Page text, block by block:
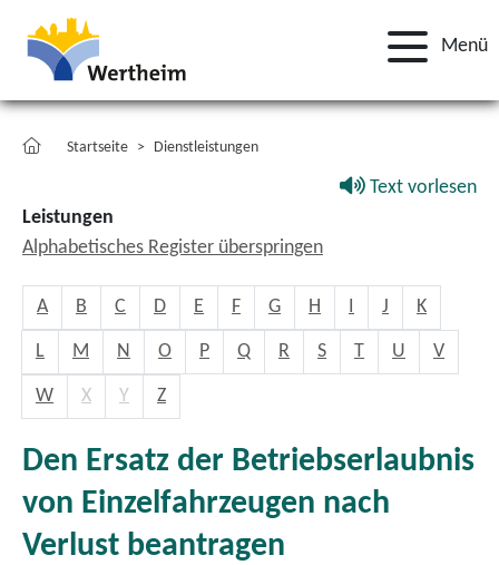
Menü
Startseite Dienstleistungen
Text vorlesen
Leistungen
Alphabetisches Register überspringen
A B C D E F G H I J K
L M N O P Q R S T U V
W X Y Z
Den Ersatz der Betriebserlaubnis
von Einzelfahrzeugen nach
Verlust beantragen